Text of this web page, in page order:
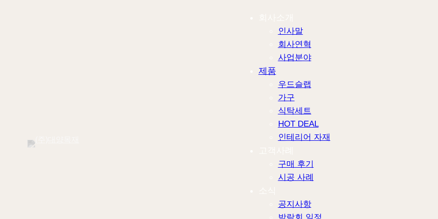
인사말
회사연혁
사업분야
제품
우드슬랩
가구
식탁세트
HOT DEAL
인테리어 자재
구매 후기
시공 사례
공지사항
박람회 일정